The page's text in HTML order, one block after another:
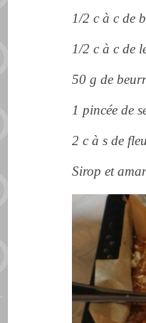
1/2 c à c de
1/2 c à c de
50 g de
1 pincée de
2 c à s de
Sirop et